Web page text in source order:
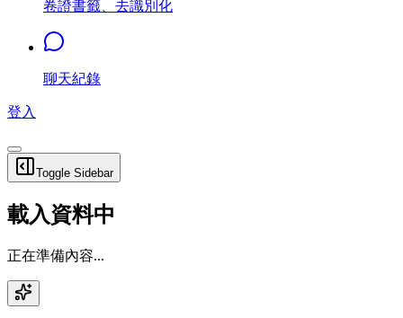
卷證書籤、去識別化
聊天紀錄
登入
Toggle Sidebar
載入資料中
正在準備內容...